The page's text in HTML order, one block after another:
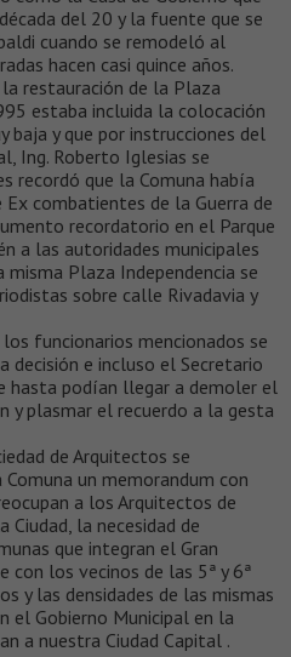
del 20 y la fuente que se
cuando se remodeló al
hacen casi quince años.
restauración de la Plaza
estaba incluida la colocación
baja y que por instrucciones del
Ing. Roberto Iglesias se
recordó que la Comuna había
Ex combatientes de la Guerra de
recordatorio en el Parque
a las autoridades municipales
Plaza Independencia se
sobre calle Rivadavia y
funcionarios mencionados se
decisión e incluso el Secretario
hasta podían llegar a demoler el
y plasmar el recuerdo a la gesta
de Arquitectos se
un memorandum con
a los Arquitectos de
la necesidad de
que integran el Gran
con los vecinos de las 5ª y 6ª
y las densidades de las mismas
el Gobierno Municipal en la
a nuestra Ciudad Capital .